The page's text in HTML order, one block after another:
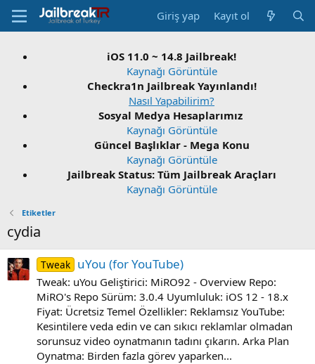
Giriş yap Kayıt ol
iOS 11.0 ~ 14.8 Jailbreak!
Kaynağı Görüntüle
Checkra1n Jailbreak Yayınlandı!
Nasıl Yapabilirim?
Sosyal Medya Hesaplarımız
Kaynağı Görüntüle
Güncel Başlıklar - Mega Konu
Kaynağı Görüntüle
Jailbreak Status: Tüm Jailbreak Araçları
Kaynağı Görüntüle
Etiketler
cydia
Tweak uYou (for YouTube)
Tweak: uYou Geliştirici: MiRO92 - Overview Repo:
MiRO's Repo Sürüm: 3.0.4 Uyumluluk: iOS 12 - 18.x
Fiyat: Ücretsiz Temel Özellikler: Reklamsız YouTube:
Kesintilere veda edin ve can sıkıcı reklamlar olmadan
sorunsuz video oynatmanın tadını çıkarın. Arka Plan
Oynatma: Birden fazla görev yaparken...